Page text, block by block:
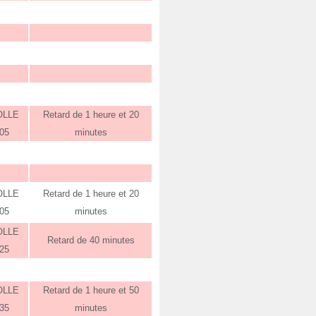
Retard de 1 heure et 20
minutes
Retard de 1 heure et 20
minutes
Retard de 40 minutes
Retard de 1 heure et 50
minutes